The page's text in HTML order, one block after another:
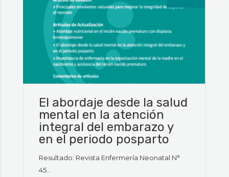
El abordaje desde la salud
mental en la atención
integral del embarazo y
en el periodo posparto
Resultado: Revista Enfermería Neonatal N°
45...